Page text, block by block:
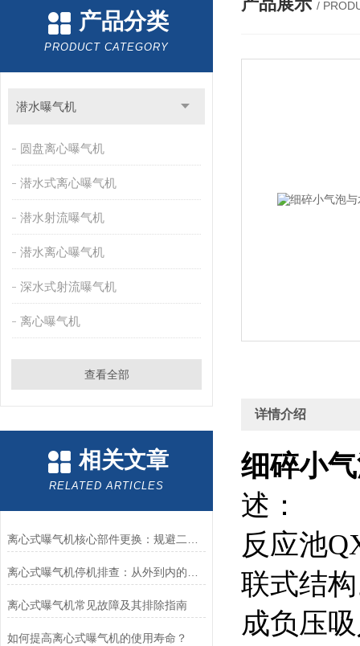
产品分类
PRODUCT CATEGORY
潜水曝气机
圆盘离心曝气机
潜水式离心曝气机
潜水射流曝气机
潜水离心曝气机
深水式射流曝气机
离心曝气机
查看全部
相关文章
RELATED ARTICLES
离心式曝气机常见故障及其排除指南
如何提高离心式曝气机的使用寿命？
/
详情介绍
细碎小
述：
反应池
联式结
成负压